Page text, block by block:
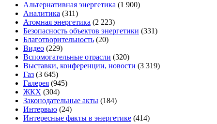
Альтернативная энергетика (1 900)
Аналитика (311)
Атомная энергетика (2 223)
Безопасность объектов энергетики (331)
Благотворительность (20)
Видео (229)
Вспомогательные отрасли (320)
Выставки, конференции, новости (3 319)
Газ (3 645)
Галерея (945)
ЖКХ (304)
Законодательные акты (184)
Интервью (24)
Интересные факты в энергетике (414)